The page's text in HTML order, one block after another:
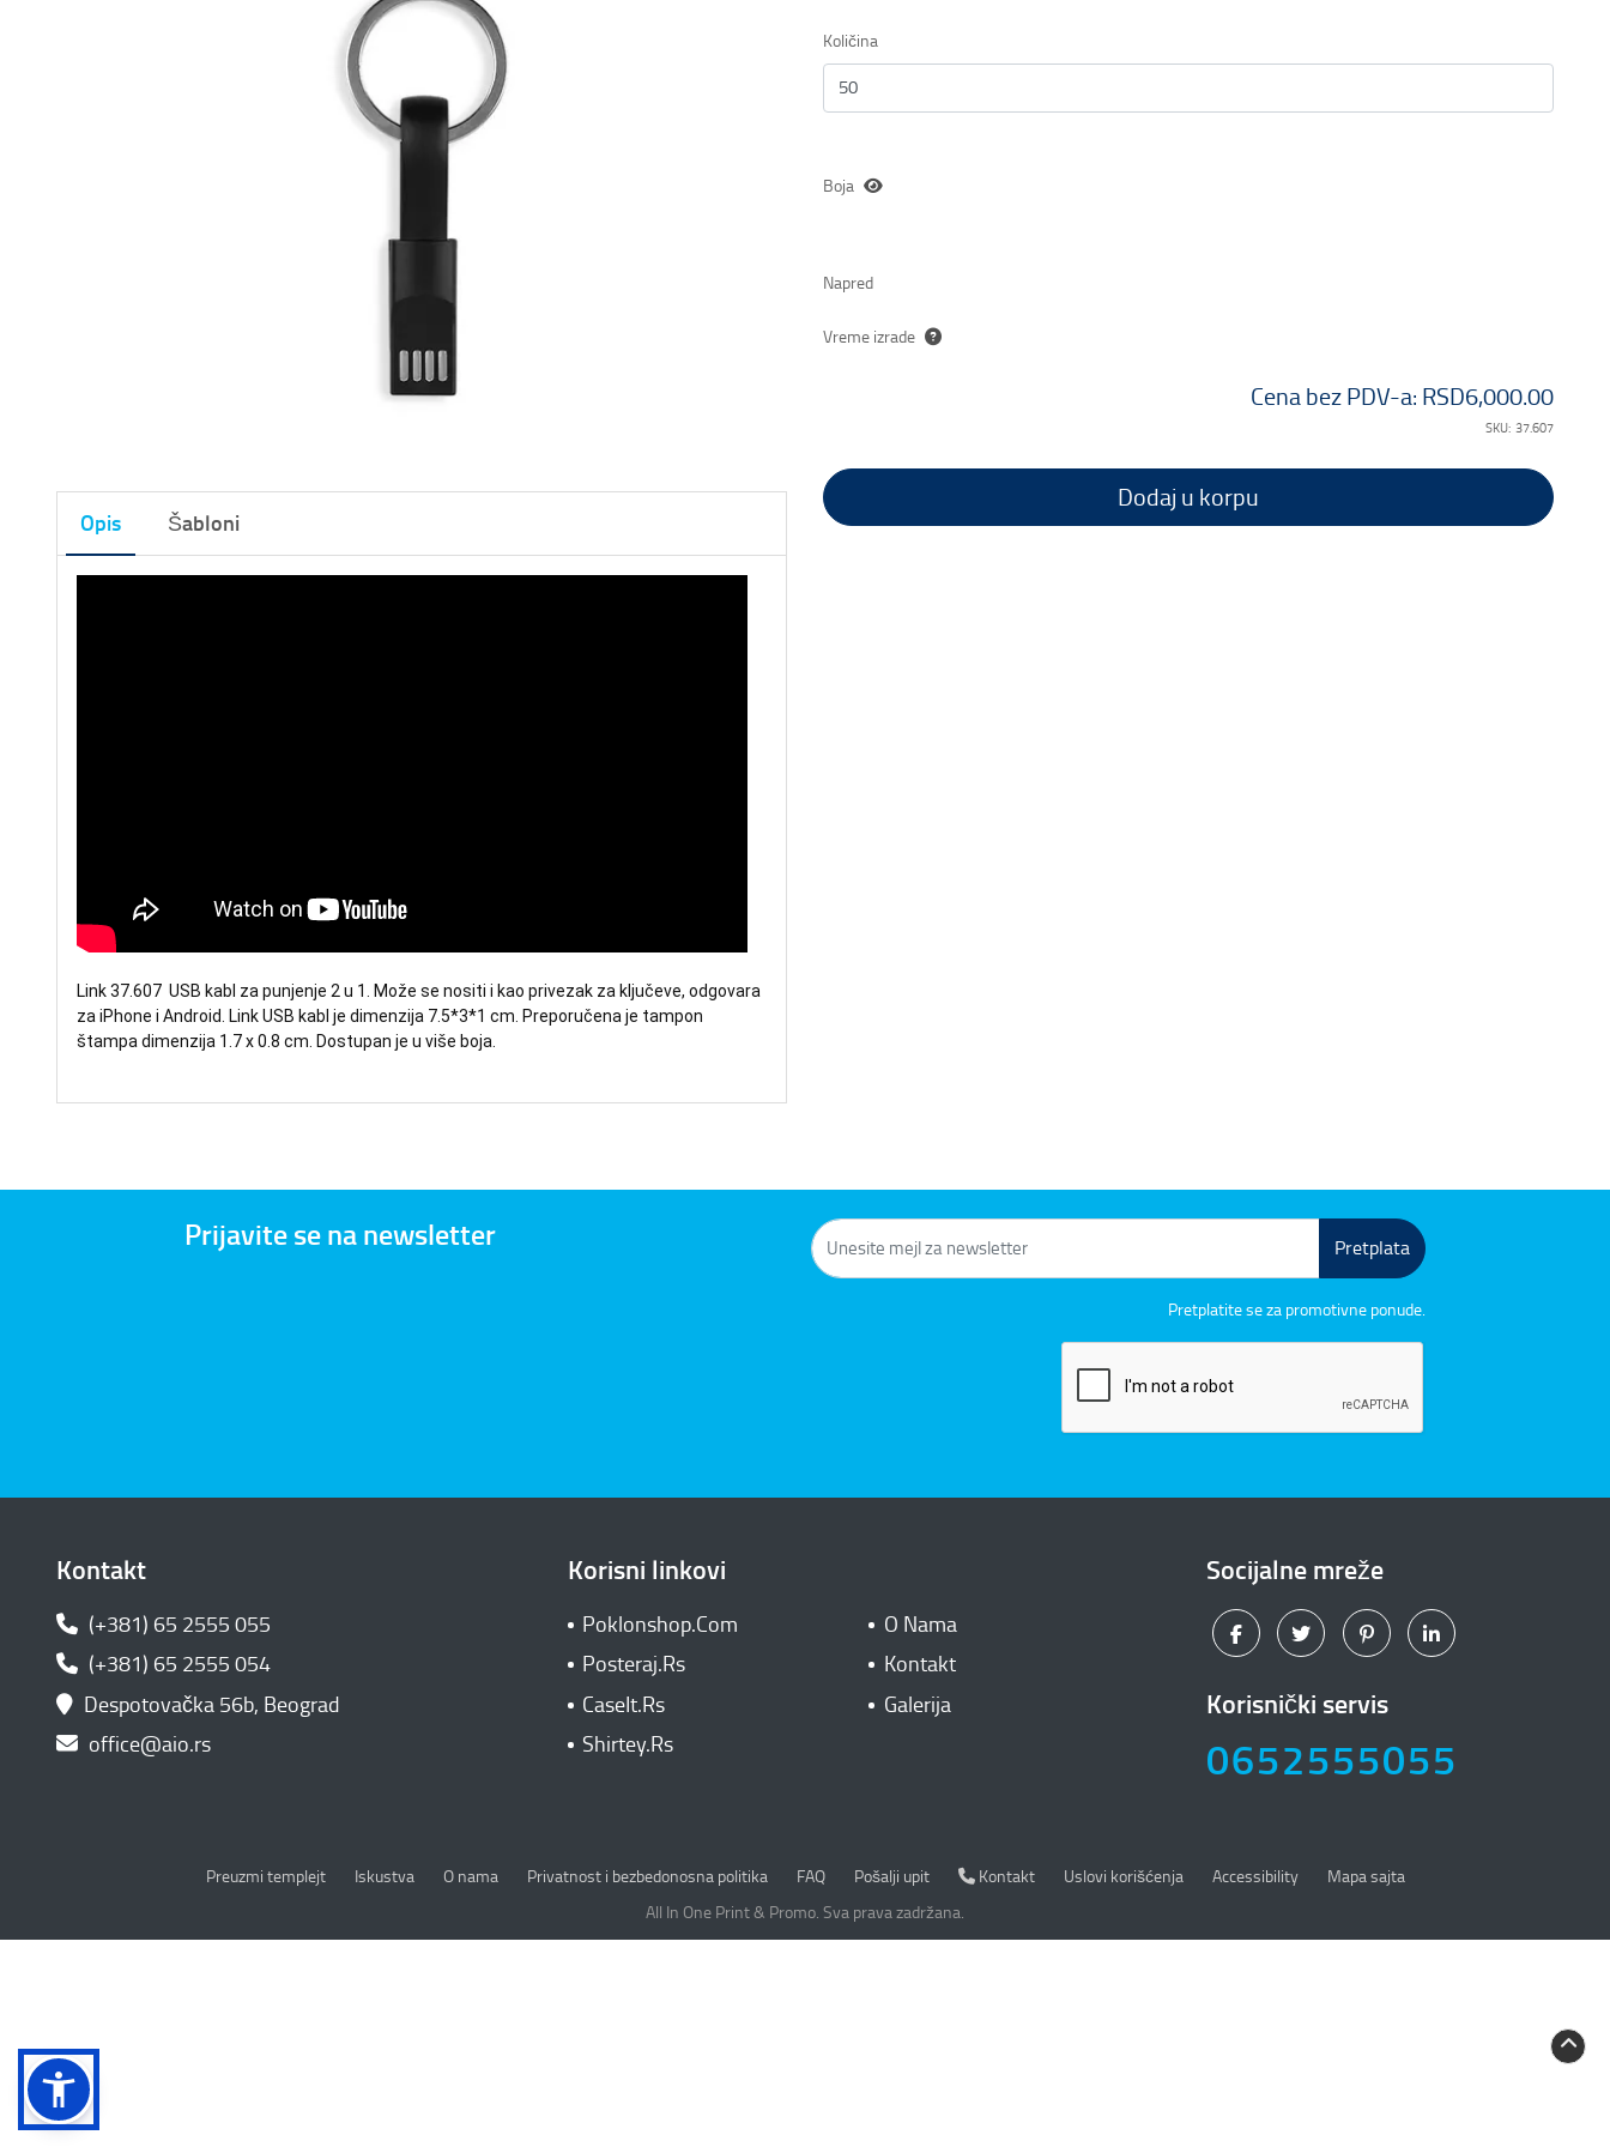
Opis Šabloni
Link 37.607 USB kabl za punjenje 2 u 1. Može se nositi i kao privezak za ključeve, odgovara
za iPhone i Android. Link USB kabl je dimenzija 7.5*3*1 cm. Preporučena je tampon
štampa dimenzija 1.7 x 0.8 cm. Dostupan je u više boja.
Količina
Boja
Napred
Vreme izrade
Cena bez PDV-a: RSD6,000.00
SKU: 37.607
Dodaj u korpu
Prijavite se na newsletter Pretplata
Pretplatite se za promotivne ponude.
Kontakt
(+381) 65 2555 055
(+381) 65 2555 054
Despotovačka 56b, Beograd
office@aio.rs
Korisni linkovi
Poklonshop.Com
O Nama
Posteraj.Rs
Kontakt
CaseIt.Rs
Galerija
Shirtey.Rs
Socijalne mreže
Korisnički servis
0652555055
Preuzmi templejt Iskustva O nama Privatnost i bezbedonosna politika
Privatnost i bezbedonosna politika FAQ Pošalji upit Kontakt
Kontakt Uslovi korišćenja Accessibility
Mapa sajta
All In One Print & Promo. Sva prava zadržana.